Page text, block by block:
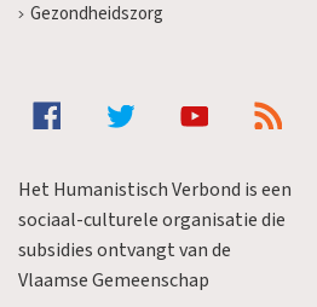
Gezondheidszorg
Het Humanistisch Verbond is een
sociaal-culturele organisatie die
subsidies ontvangt van de
Vlaamse Gemeenschap